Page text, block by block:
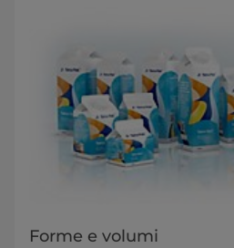
Forme e volumi